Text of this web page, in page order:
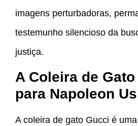
imagens perturbadoras,
testemunho silencioso da
justiça.
A Coleira de
para Napoleon
A coleira de gato Gucci é